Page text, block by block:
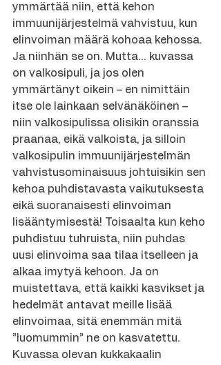
ymmärtää niin, että kehon
immuunijärjestelmä vahvistuu, kun
elinvoiman määrä kohoaa kehossa.
Ja niinhän se on. Mutta… kuvassa
on valkosipuli, ja jos olen
ymmärtänyt oikein – en nimittäin
itse ole lainkaan selvänäköinen –
niin valkosipulissa olisikin oranssia
praanaa, eikä valkoista, ja silloin
valkosipulin immuunijärjestelmän
vahvistusominaisuus johtuisikin sen
kehoa puhdistavasta vaikutuksesta
eikä suoranaisesti elinvoiman
lisääntymisestä! Toisaalta kun keho
puhdistuu tuhruista, niin puhdas
uusi elinvoima saa tilaa itselleen ja
alkaa imytyä kehoon. Ja on
muistettava, että kaikki kasvikset ja
hedelmät antavat meille lisää
elinvoimaa, sitä enemmän mitä
”luomummin” ne on kasvatettu.
Kuvassa olevan kukkakaalin